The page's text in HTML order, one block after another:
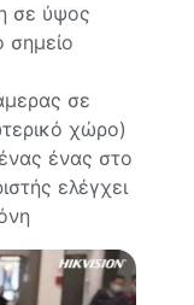
σε ύψος
σημείο
σε
χώρο)
ένας στο
ελέγχει